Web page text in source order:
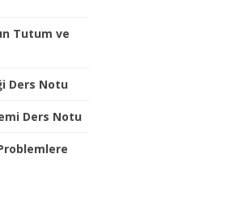
Tutum ve
Ders Notu
Ders Notu